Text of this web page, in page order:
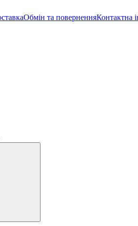
Обмін та поверненняКонтактна